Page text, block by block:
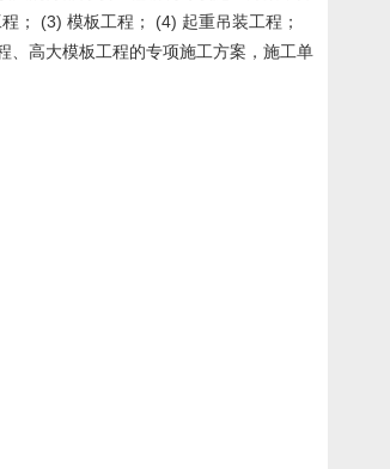
； (3) 模板工程； (4) 起重吊装工程；
、高大模板工程的专项施工方案，施工单